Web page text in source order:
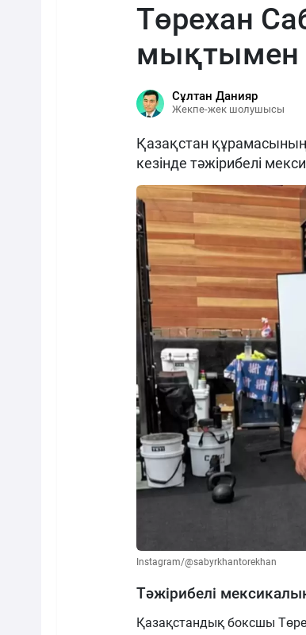
Төрехан
мықтымен
Сұлтан Данияр
Жекпе-жек шолушысы
Қазақстан
кезінде тәжірибелі
Instagram/@sabyrkhantorekhan
Тәжірибелі
Қазақстандық боксшы